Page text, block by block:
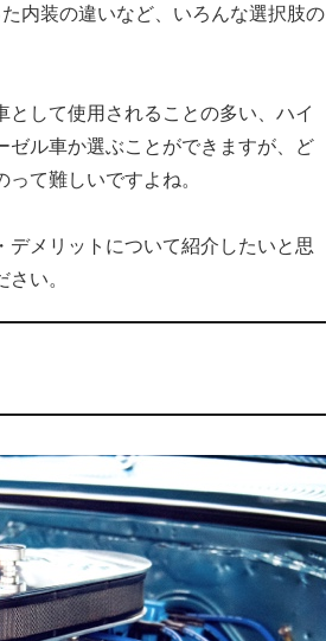
内装の違いなど、いろんな選択肢の
して使用されることの多い、ハイ
ル車か選ぶことができますが、ど
て難しいですよね。
メリットについて紹介したいと思
い。